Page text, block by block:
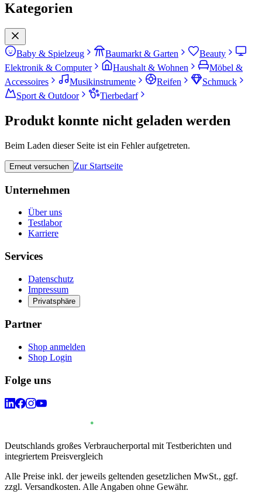
Kategorien
Baby & Spielzeug Baumarkt & Garten
Beauty
Elektronik & Computer
Haushalt & Wohnen
Möbel &
Accessoires
Musikinstrumente Reifen
Schmuck
Sport & Outdoor
Tierbedarf
Produkt konnte nicht geladen werden
Beim Laden dieser Seite ist ein Fehler aufgetreten.
Erneut versuchen Zur Startseite
Unternehmen
Über uns
Testlabor
Karriere
Services
Datenschutz
Impressum
Privatsphäre
Partner
Shop anmelden
Shop Login
Folge uns
Deutschlands großes Verbraucherportal mit Testberichten und
integriertem Preisvergleich
Alle Preise inkl. der jeweils geltenden gesetzlichen MwSt., ggf.
zzgl. Versandkosten. Alle Angaben ohne Gewähr.